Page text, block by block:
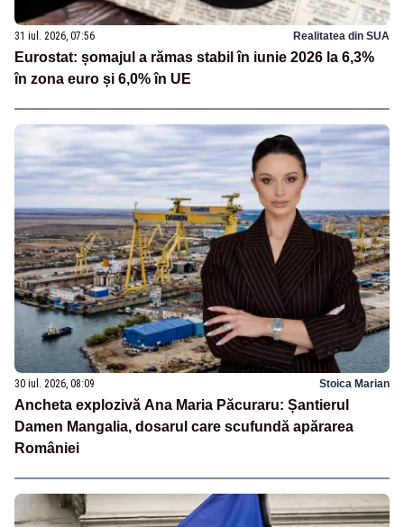
31 iul. 2026, 07:56 Realitatea din SUA
Eurostat: șomajul a rămas stabil în iunie 2026 la 6,3%
în zona euro și 6,0% în UE
30 iul. 2026, 08:09 Stoica Marian
Ancheta explozivă Ana Maria Păcuraru: Șantierul
Damen Mangalia, dosarul care scufundă apărarea
României